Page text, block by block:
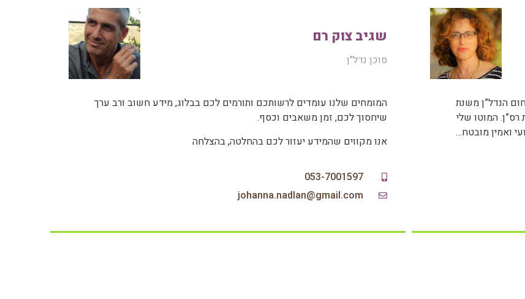
בעמק יזרעאל בגבעת אלה, נשואה +3. בתחום הנדל”ן משנת
בדרגת רס”ן. המוטו שלי
ואמין מובטח…
שגיב צוק רם
סוכן נדל"ן
המומחים שלנו עומדים לרשותכם ותורמים לכם בבלוג, מידע חשוב ורב ערך
שיחסוך לכם, זמן משאבים וכסף.
אנו מקווים שהמידע יעזור לכם בהחלטה, בהצלחה
053-7001597
johanna.nadlan@gmail.com‏